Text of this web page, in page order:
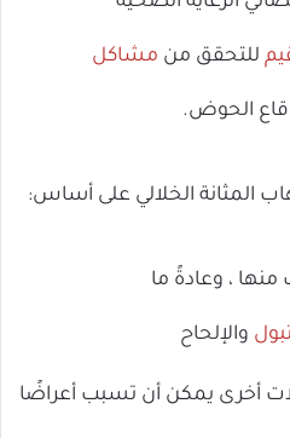
للتحقق من مشاكل
الحوض.
المثانة الخلالي على أساس:
منها ، وعادةً ما
والإلحاح
أخرى يمكن أن تسبب أعراضًا